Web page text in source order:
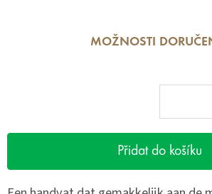
MOŽNOSTI
Přidat do košíku